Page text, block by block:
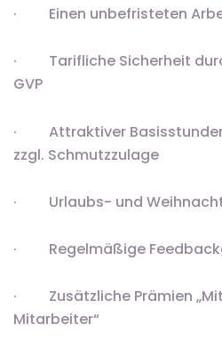
· Einen unbefristeten
· Tarifliche Sicherheit
GVP
· Attraktiver
zzgl. Schmutzzulage
· Urlaubs- und
· Regelmäßige
· Zusätzliche Prämien
Mitarbeiter“